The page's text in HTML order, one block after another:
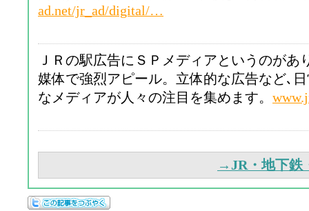
ad.net/jr_ad/digital/…
ＪＲの駅広告にＳＰメディアというのがあ
媒体で強烈アピール。立体的な広告など､
なメディアが人々の注目を集めます。
→JR・地下鉄